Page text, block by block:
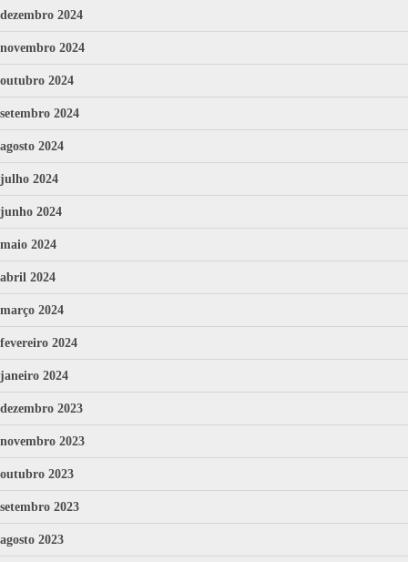
dezembro 2024
novembro 2024
outubro 2024
setembro 2024
agosto 2024
julho 2024
junho 2024
maio 2024
abril 2024
março 2024
fevereiro 2024
janeiro 2024
dezembro 2023
novembro 2023
outubro 2023
setembro 2023
agosto 2023